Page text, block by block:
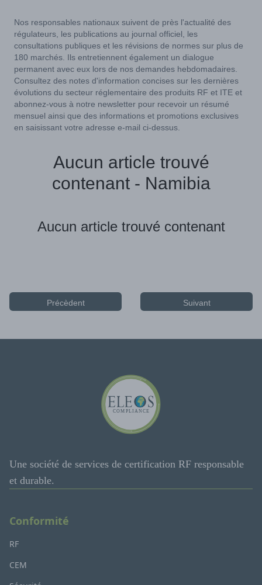
Nos responsables nationaux suivent de près l'actualité des
régulateurs, les publications au journal officiel, les
consultations publiques et les révisions de normes sur plus de
180 marchés. Ils entretiennent également un dialogue
permanent avec eux lors de nos demandes hebdomadaires.
Consultez des notes d'information concises sur les dernières
évolutions du secteur réglementaire des produits RF et ITE et
abonnez-vous à notre newsletter pour recevoir un résumé
mensuel ainsi que des informations et promotions exclusives
en saisissant votre adresse e-mail ci-dessus.
Aucun article trouvé
contenant - Namibia
Aucun article trouvé contenant
Précèdent Suivant
Une société de services de certification RF responsable
et durable.
Conformité
RF
CEM